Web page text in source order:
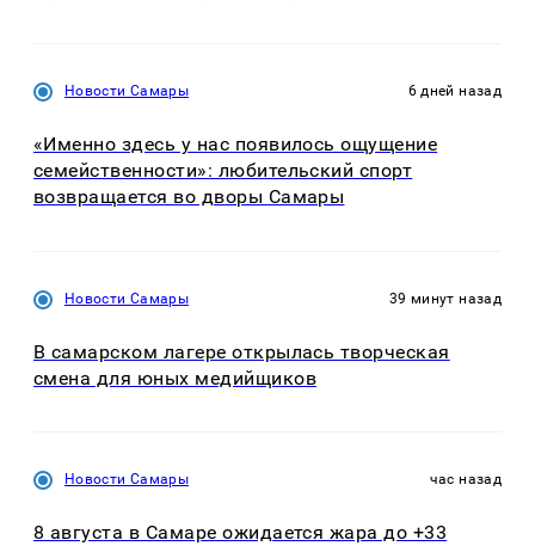
Новости Самары 6 дней назад
«Именно здесь у нас появилось ощущение
семейственности»: любительский спорт
возвращается во дворы Самары
Новости Самары 39 минут назад
В самарском лагере открылась творческая
смена для юных медийщиков
Новости Самары час назад
8 августа в Самаре ожидается жара до +33